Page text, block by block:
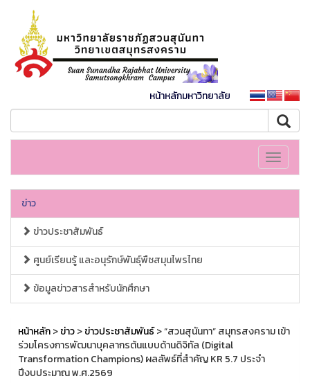
หน้าหลักมหาวิทยาลัย
Toggle
ข่าว
ข่าวประชาสัมพันธ์
ศูนย์เรียนรู้ และอนุรักษ์พันธุ์พืชสมุนไพรไทย
ข้อมูลข่าวสารสำหรับนักศึกษา
หน้าหลัก>ข่าว>ข่าวประชาสัมพันธ์> “สวนสุนันทา” สมุทรสงคราม เข้า
ร่วมโครงการพัฒนาบุคลากรต้นแบบด้านดิจิทัล (Digital
Transformation Champions) ผลลัพธ์ที่สำคัญ KR 5.7 ประจำ
ปีงบประมาณ พ.ศ.2569